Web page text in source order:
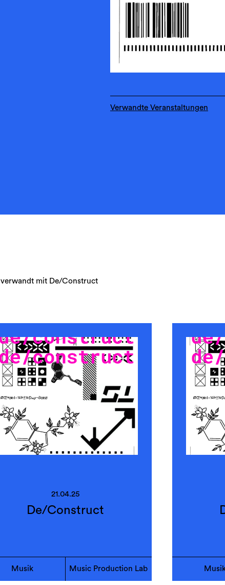
Verwandte Veranstaltungen
verwandt mit De/Construct
21.04.25
De/Construct
Musik Music Production Lab